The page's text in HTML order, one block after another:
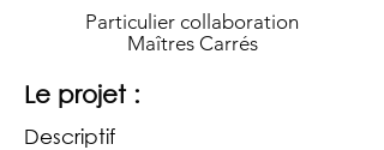
Particulier collaboration
Maîtres Carrés
Le projet :
Descriptif